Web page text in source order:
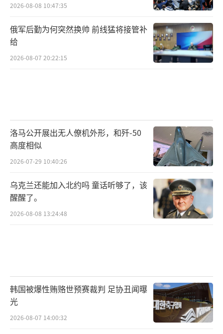
2026-08-08 10:47:35
俄军后勤为何突然换帅 前线猛将接管补
给
2026-08-07 20:22:15
洛马公开展出无人僚机外形，和歼-50
高度相似
2026-07-29 10:40:26
乌克兰还能加入北约吗 童话听够了，该
醒醒了。
2026-08-08 13:24:48
韩国被爆性贿赂世预赛裁判 足协丑闻曝
光
2026-08-07 14:00:32